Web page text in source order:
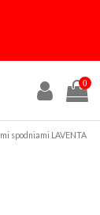
0
spodniami LAVENTA